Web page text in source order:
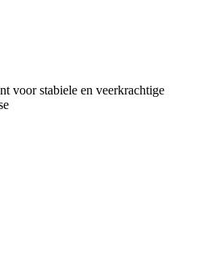
voor stabiele en veerkrachtige